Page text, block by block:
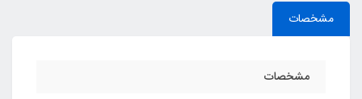
مشخصات
مشخصات